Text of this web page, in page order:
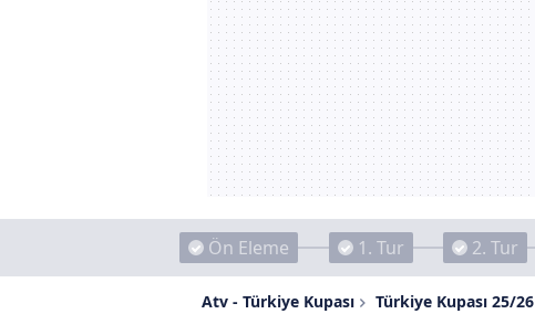
Ön Eleme 1. Tur 2. Tur
Atv - Türkiye Kupası Türkiye Kupası 25/26